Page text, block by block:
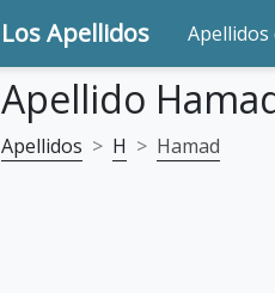
Los Apellidos Apellidos
Apellido
Apellidos H Hamad